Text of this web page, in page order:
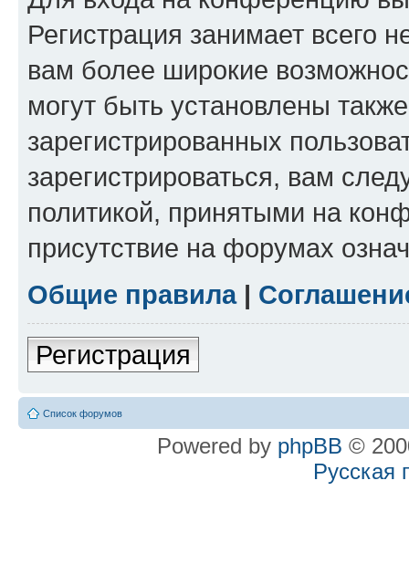
Регистрация занимает всего
вам более широкие
могут быть установлены
зарегистрированных
зарегистрироваться, вам
политикой, принятыми на
присутствие на форумах
Общие правила|
Регистрация
Список форумов
Powered by phpBB ©
Русская